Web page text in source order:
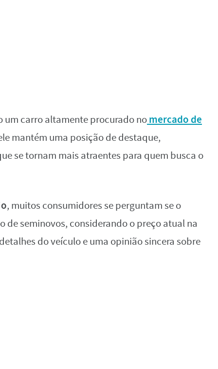
um carro altamente procurado nomercado de
mantém uma posição de destaque,
se tornam mais atraentes para quem busca o
, muitos consumidores se perguntam se o
de seminovos, considerando o preço atual na
do veículo e uma opinião sincera sobre